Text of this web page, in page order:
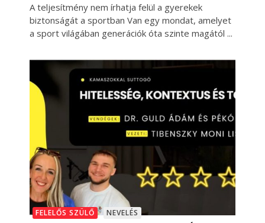
A teljesítmény nem írhatja felül a gyerekek
biztonságát a sportban Van egy mondat, amelyet
a sport világában generációk óta szinte magától
FELELŐS SZÜLŐ NEVELÉS